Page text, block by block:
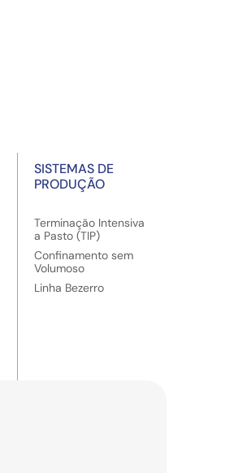
SISTEMAS DE
PRODUÇÃO
Terminação Intensiva
a Pasto (TIP)
Confinamento sem
Volumoso
Linha Bezerro